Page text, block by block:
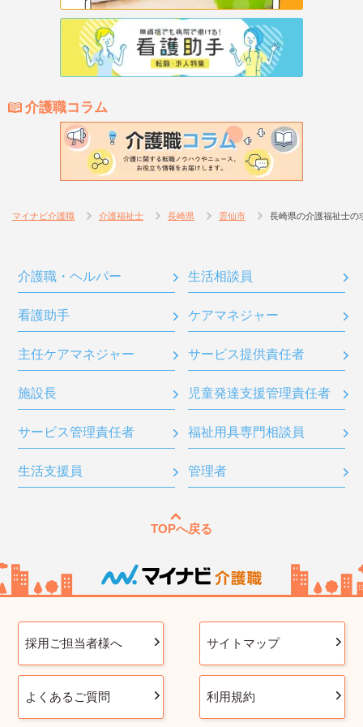
介護職コラム
マイナビ介護職 介護福祉士 長崎県 雲仙市 長崎県の介護福祉士の
介護職・ヘルパー 生活相談員
看護助手 ケアマネジャー
主任ケアマネジャー サービス提供責任者
施設長 児童発達支援管理責任者
サービス管理責任者 福祉用具専門相談員
生活支援員 管理者
TOPへ戻る
採用ご担当者様へ サイトマップ
よくあるご質問 利用規約